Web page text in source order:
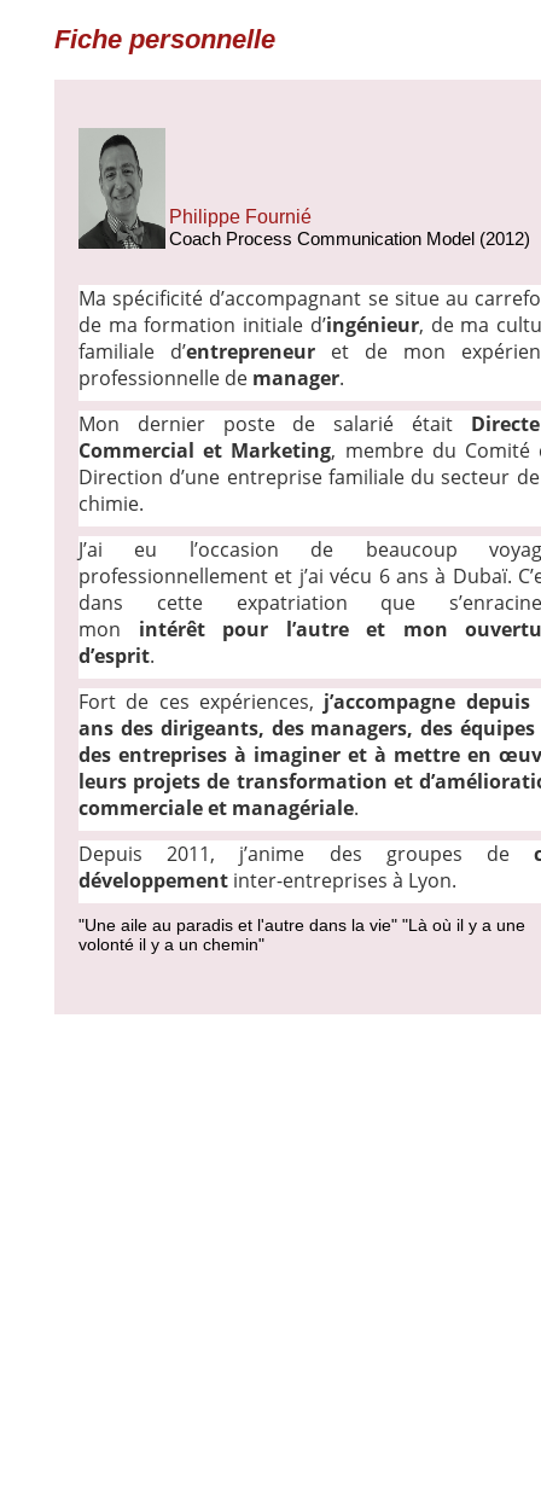
Fiche personnelle
Philippe Fournié
Coach Process Communication Model (2012)
Ma spécificité d’accompagnant se situe au
de ma formation initiale d’ingénieur, de ma
familiale d’entrepreneur et de mon
professionnelle de manager.
Mon dernier poste de salarié était
Commercial et Marketing, membre du Comité
Direction d’une entreprise familiale du secteur
chimie.
J’ai eu l’occasion de beaucoup
professionnellement et j’ai vécu 6 ans à Dubaï.
dans cette expatriation que
mon intérêt pour l’autre et mon
d’esprit.
Fort de ces expériences, j’accompagne depuis
ans des dirigeants, des managers, des
des entreprises à imaginer et à mettre en
leurs projets de transformation et
commerciale et managériale.
Depuis 2011, j’anime des groupes de
développement inter-entreprises à Lyon.
"Une aile au paradis et l'autre dans la vie" "Là où il y a une
volonté il y a un chemin"